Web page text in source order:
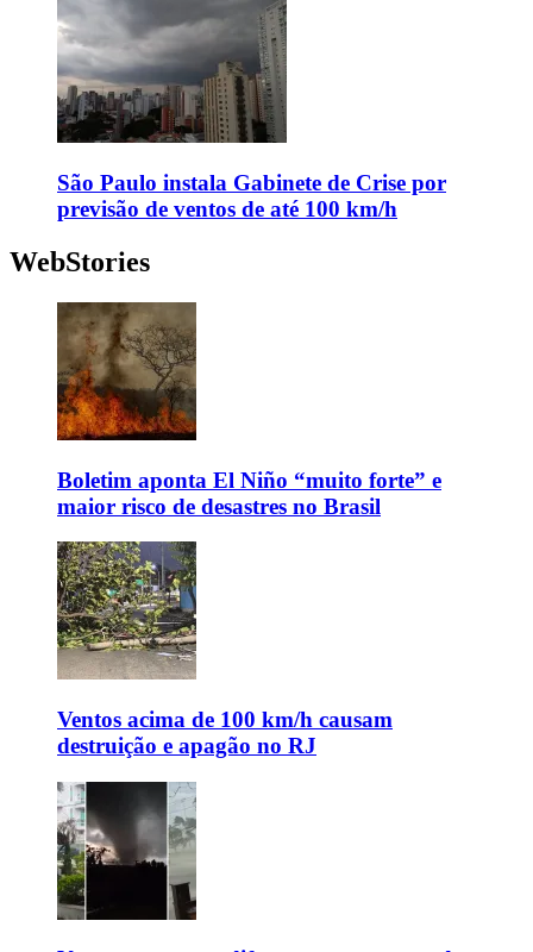
São Paulo instala Gabinete de Crise por
previsão de ventos de até 100 km/h
WebStories
Boletim aponta El Niño “muito forte” e
maior risco de desastres no Brasil
Ventos acima de 100 km/h causam
destruição e apagão no RJ